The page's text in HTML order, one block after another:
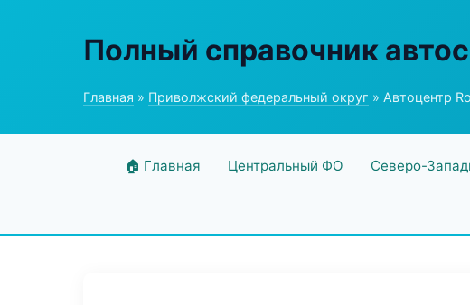
Полный справочник
Главная » Приволжский федеральный округ » Автоцентр
🏠 Главная Центральный ФО Северо-